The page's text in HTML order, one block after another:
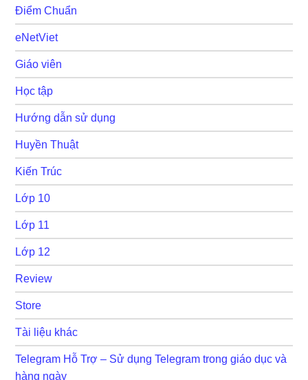
Điểm Chuẩn
eNetViet
Giáo viên
Học tập
Hướng dẫn sử dụng
Huyền Thuật
Kiến Trúc
Lớp 10
Lớp 11
Lớp 12
Review
Store
Tài liệu khác
Telegram Hỗ Trợ – Sử dụng Telegram trong giáo dục và
hàng ngày